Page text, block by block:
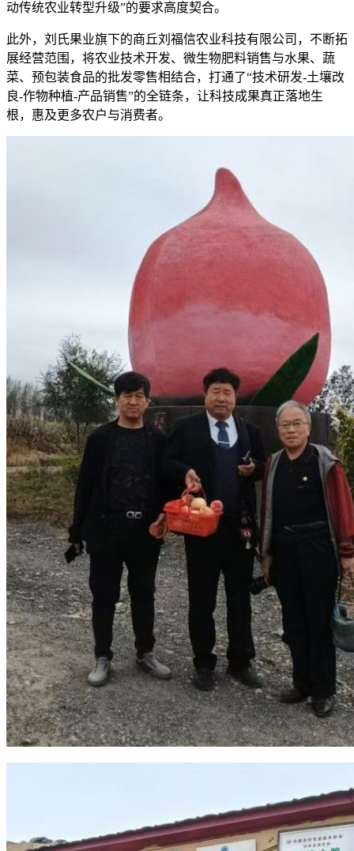
动传统农业转型升级”的要求高度契合。
此外，刘氏果业旗下的商丘刘福信农业科技有限公司，不断拓
展经营范围，将农业技术开发、微生物肥料销售与水果、蔬
菜、预包装食品的批发零售相结合，打通了“技术研发-土壤改
良-作物种植-产品销售”的全链条，让科技成果真正落地生
根，惠及更多农户与消费者。